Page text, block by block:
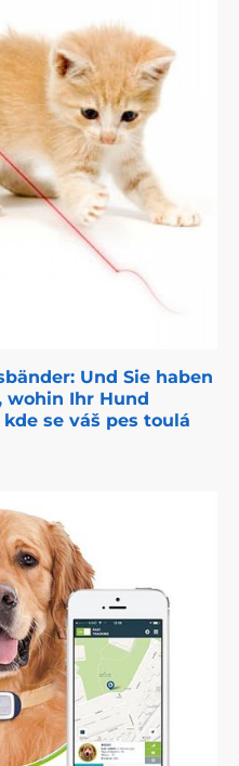
Und Sie haben
wohin Ihr Hund
se váš pes toulá